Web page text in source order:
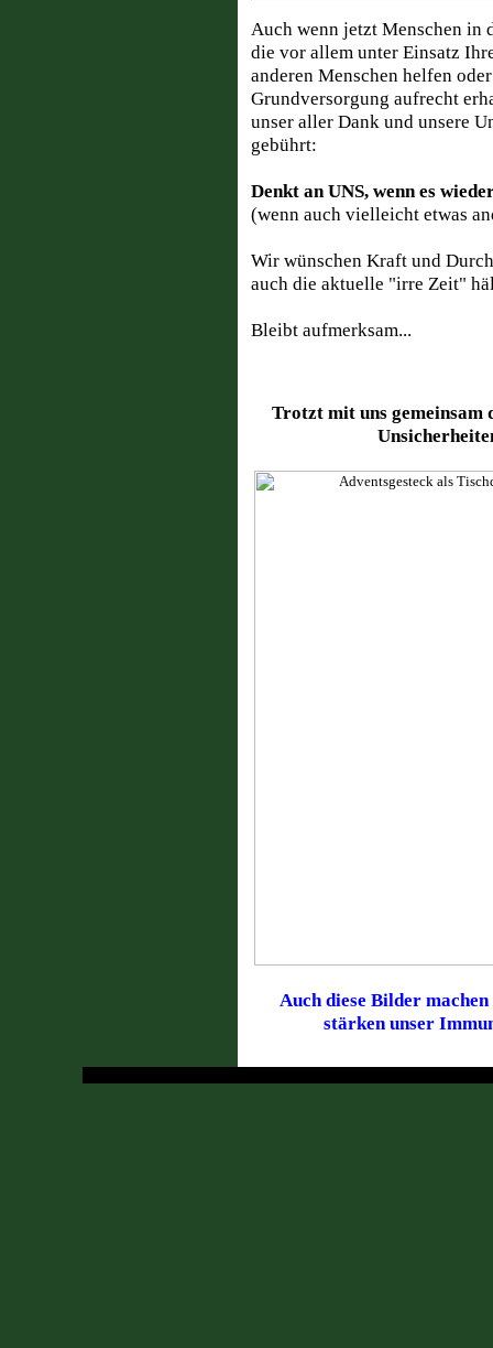
Auch wenn jetzt Menschen in
die vor allem unter Einsatz
anderen Menschen helfen
Grundversorgung aufrecht
unser aller Dank und unsere
gebührt:
Denkt an UNS, wenn es
(wenn auch vielleicht etwas
Wir wünschen Kraft und
auch die aktuelle "irre Zeit"
Bleibt aufmerksam...
Trotzt mit uns gemeinsam
Auch diese Bilder
stärken unser